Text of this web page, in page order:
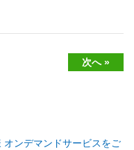
次へ »
オンデマンドサービスをご